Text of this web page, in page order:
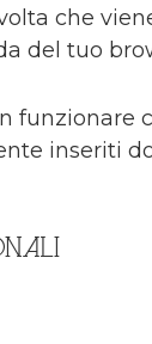
che
del tuo
inseriti